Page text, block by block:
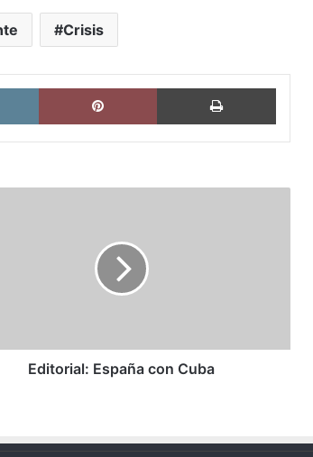
Crisis
LinkedIn Pinterest Imprimir
Editorial: España con Cuba